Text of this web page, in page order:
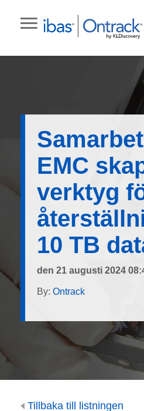
EMC
verktyg
10 TB
den 21 augusti 2024
By: Ontrack
Tillbaka till listningen